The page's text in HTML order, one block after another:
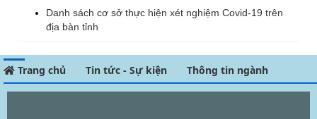
Danh sách cơ sở thực hiện xét nghiệm Covid-19 trên
địa bàn tỉnh
Trang chủ Tin tức - Sự kiện Thông tin ngành